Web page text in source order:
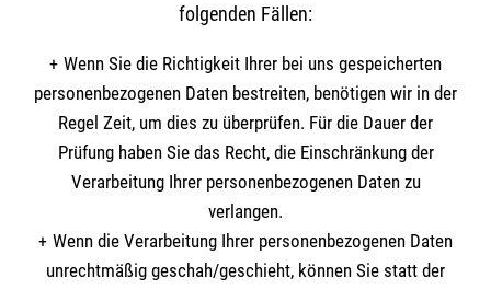
folgenden Fällen:
Wenn Sie die Richtigkeit Ihrer bei uns gespeicherten
personenbezogenen Daten bestreiten, benötigen wir in der
Regel Zeit, um dies zu überprüfen. Für die Dauer der
Prüfung haben Sie das Recht, die Einschränkung der
Verarbeitung Ihrer personenbezogenen Daten zu
verlangen.
Wenn die Verarbeitung Ihrer personenbezogenen Daten
unrechtmäßig geschah/geschieht, können Sie statt der